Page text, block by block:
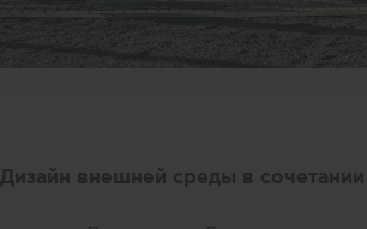
внешней среды в сочетании